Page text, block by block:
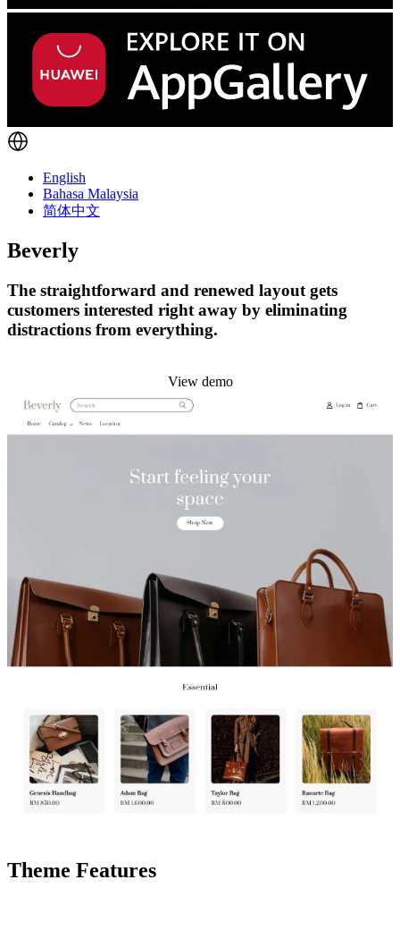
English
Bahasa Malaysia
简体中文
Beverly
The straightforward and renewed layout gets
customers interested right away by eliminating
distractions from everything.
View demo
Theme Features